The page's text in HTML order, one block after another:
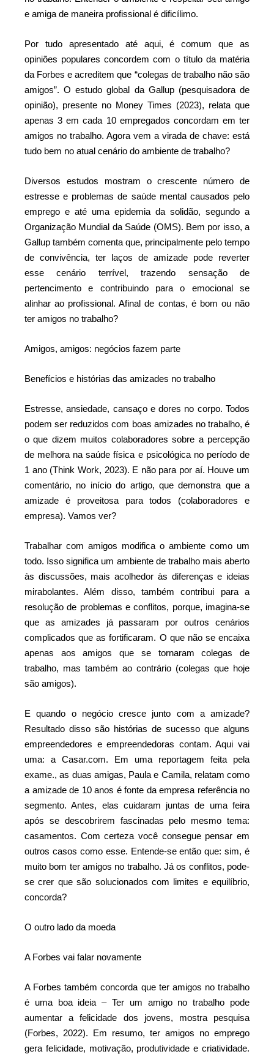
e amiga de maneira profissional é dificílimo.
Por tudo apresentado até aqui, é comum que as
opiniões populares concordem com o título da matéria
da Forbes e acreditem que “colegas de trabalho não são
amigos”. O estudo global da Gallup (pesquisadora de
opinião), presente no Money Times (2023), relata que
apenas 3 em cada 10 empregados concordam em ter
amigos no trabalho. Agora vem a virada de chave: está
tudo bem no atual cenário do ambiente de trabalho?
Diversos estudos mostram o crescente número de
estresse e problemas de saúde mental causados pelo
emprego e até uma epidemia da solidão, segundo a
Organização Mundial da Saúde (OMS). Bem por isso, a
Gallup também comenta que, principalmente pelo tempo
de convivência, ter laços de amizade pode reverter
esse cenário terrível, trazendo sensação de
pertencimento e contribuindo para o emocional se
alinhar ao profissional. Afinal de contas, é bom ou não
ter amigos no trabalho?
Amigos, amigos: negócios fazem parte
Benefícios e histórias das amizades no trabalho
Estresse, ansiedade, cansaço e dores no corpo. Todos
podem ser reduzidos com boas amizades no trabalho, é
o que dizem muitos colaboradores sobre a percepção
de melhora na saúde física e psicológica no período de
1 ano (Think Work, 2023). E não para por aí. Houve um
comentário, no início do artigo, que demonstra que a
amizade é proveitosa para todos (colaboradores e
empresa). Vamos ver?
Trabalhar com amigos modifica o ambiente como um
todo. Isso significa um ambiente de trabalho mais aberto
às discussões, mais acolhedor às diferenças e ideias
mirabolantes. Além disso, também contribui para a
resolução de problemas e conflitos, porque, imagina-se
que as amizades já passaram por outros cenários
complicados que as fortificaram. O que não se encaixa
apenas aos amigos que se tornaram colegas de
trabalho, mas também ao contrário (colegas que hoje
são amigos).
E quando o negócio cresce junto com a amizade?
Resultado disso são histórias de sucesso que alguns
empreendedores e empreendedoras contam. Aqui vai
uma: a Casar.com. Em uma reportagem feita pela
exame., as duas amigas, Paula e Camila, relatam como
a amizade de 10 anos é fonte da empresa referência no
segmento. Antes, elas cuidaram juntas de uma feira
após se descobrirem fascinadas pelo mesmo tema:
casamentos. Com certeza você consegue pensar em
outros casos como esse. Entende-se então que: sim, é
muito bom ter amigos no trabalho. Já os conflitos, pode-
se crer que são solucionados com limites e equilíbrio,
concorda?
O outro lado da moeda
A Forbes vai falar novamente
A Forbes também concorda que ter amigos no trabalho
é uma boa ideia – Ter um amigo no trabalho pode
aumentar a felicidade dos jovens, mostra pesquisa
(Forbes, 2022). Em resumo, ter amigos no emprego
gera felicidade, motivação, produtividade e criatividade.